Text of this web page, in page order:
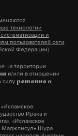
США
в
иVK.
технологии
и
пользователей сети
Федерации)
на территории
и/или в отношении
силу решение о
«Исламское
Ирака и
«Исламское
Маджлисуль Шура